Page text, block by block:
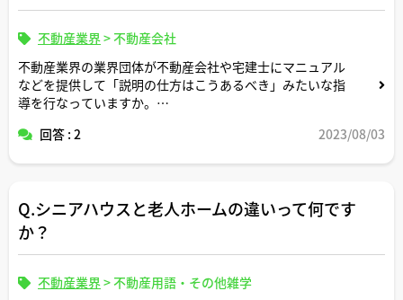
不動産業界>不動産会社
不動産業界の業界団体が不動産会社や宅建士にマニュアル
などを提供して「説明の仕方はこうあるべき」みたいな指
導を行なっていますか。
また、説明する宅建士さんによって説明内容の分かりやす
回答 : 2 2023/08/03
Q.シニアハウスと老人ホームの違いって何です
か？
不動産業界>不動産用語・その他雑学